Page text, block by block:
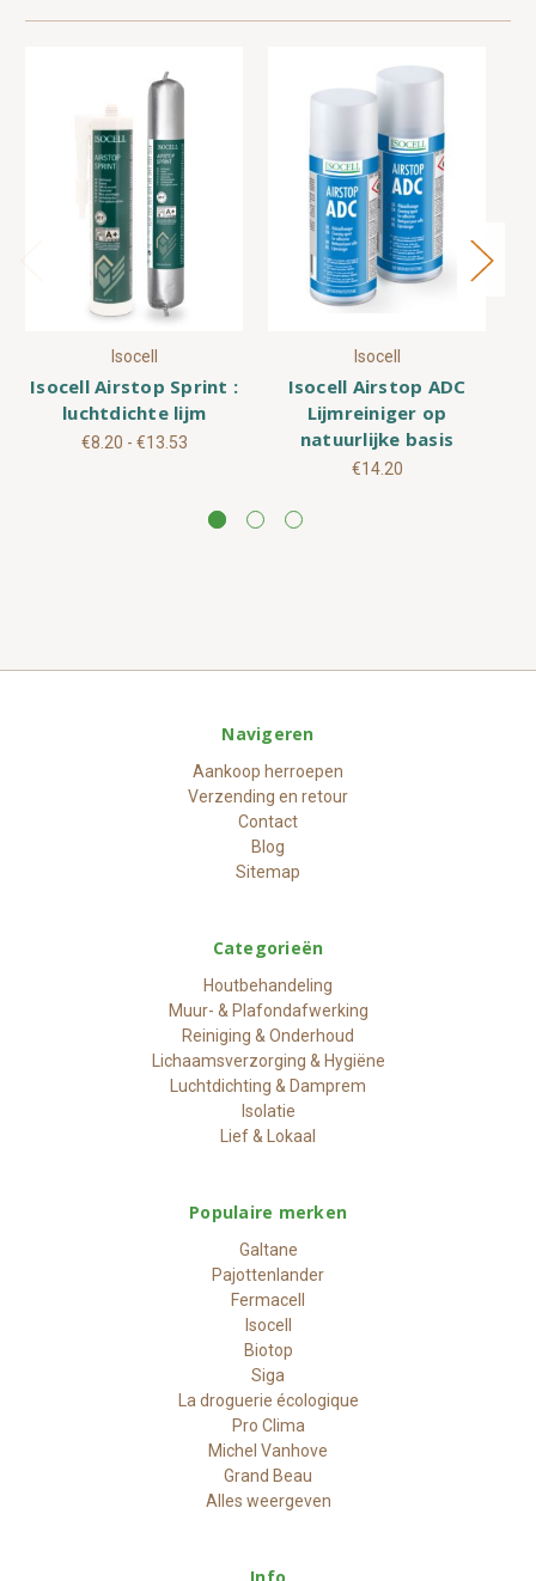
Isocell
Isocell Airstop Sprint :
luchtdichte lijm
€8.20 - €13.53
Isocell
Isocell Airstop ADC
Lijmreiniger op
natuurlijke basis
€14.20
Navigeren
Aankoop herroepen
Verzending en retour
Contact
Blog
Sitemap
Categorieën
Houtbehandeling
Muur- & Plafondafwerking
Reiniging & Onderhoud
Lichaamsverzorging & Hygiëne
Luchtdichting & Damprem
Isolatie
Lief & Lokaal
Populaire merken
Galtane
Pajottenlander
Fermacell
Isocell
Biotop
Siga
La droguerie écologique
Pro Clima
Michel Vanhove
Grand Beau
Alles weergeven
Info